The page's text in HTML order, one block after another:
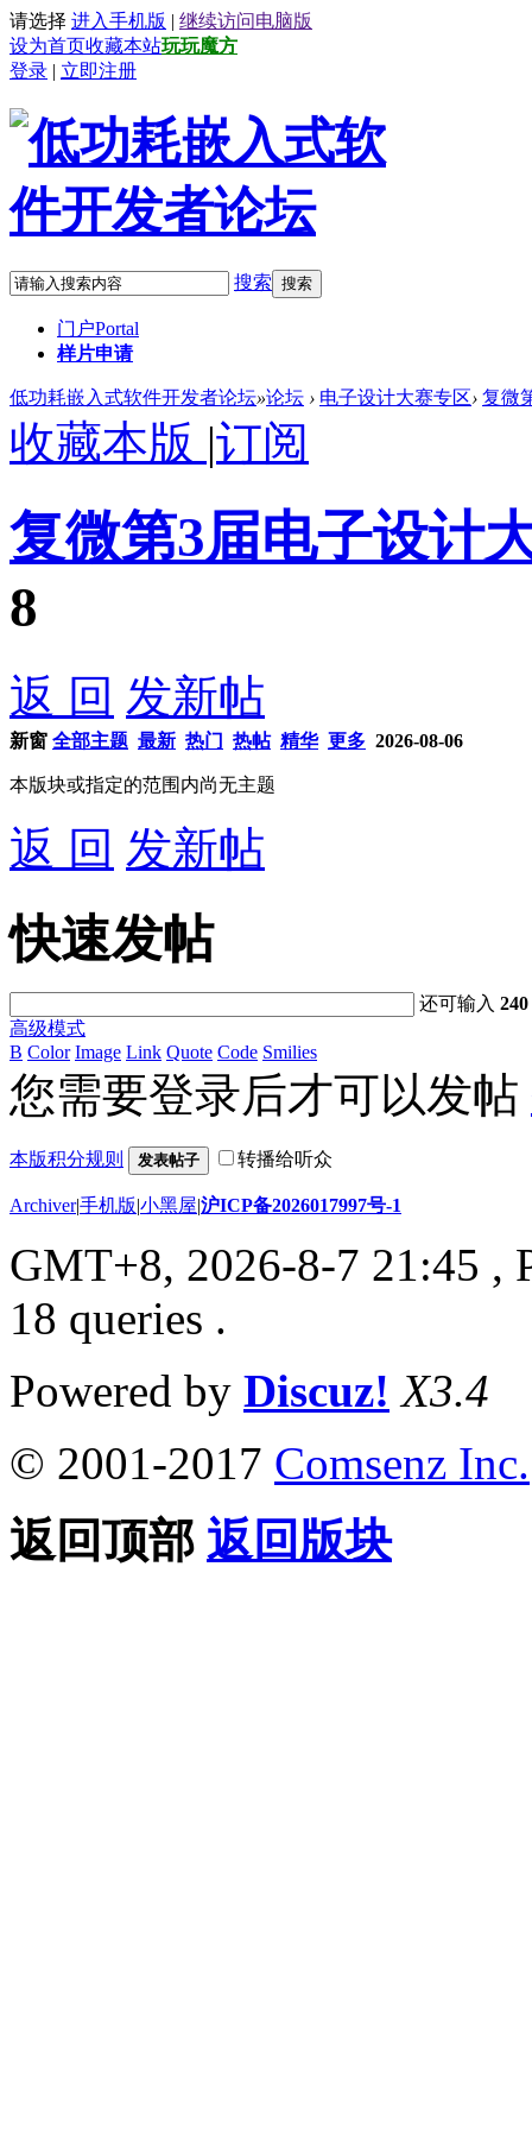
请选择 进入手机版 | 继续访问电脑版
设为首页收藏本站玩玩魔方
登录 | 立即注册
搜索 搜索
门户Portal
样片申请
低功耗嵌入式软件开发者论坛»论坛 › 电子设计大赛专区› 复微
收藏本版 |订阅
复微第3届电子设计
8
返 回 发新帖
新窗 全部主题 最新 热门 热帖 精华 更多 2026-08-06
本版块或指定的范围内尚无主题
返 回 发新帖
快速发帖
还可输入240
高级模式
B Color Image Link Quote Code Smilies
您需要登录后才可以发帖
本版积分规则 发表帖子 转播给听众
Archiver|手机版|小黑屋|沪ICP备2026017997号-1
GMT+8, 2026-8-7 21:45 ,
18 queries .
Powered by Discuz! X3.4
© 2001-2017 Comsenz Inc.
返回顶部 返回版块